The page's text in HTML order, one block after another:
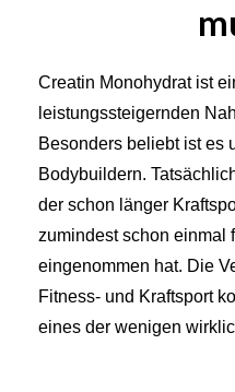
Creatin Monohydrat ist
leistungssteigernden
Besonders beliebt ist es
Bodybuildern.
der schon länger
zumindest schon einmal
eingenommen hat. Die
Fitness- und Kraftsport
eines der wenigen